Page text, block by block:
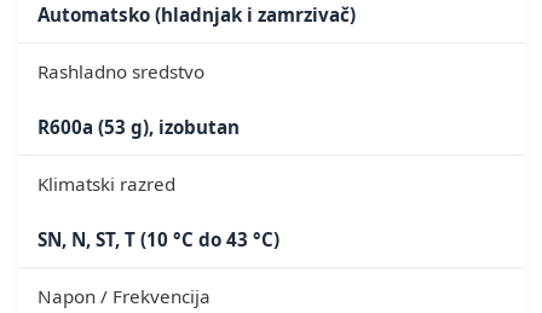
Automatsko (hladnjak i zamrzivač)
Rashladno sredstvo
R600a (53 g), izobutan
Klimatski razred
SN, N, ST, T (10 °C do 43 °C)
Napon / Frekvencija